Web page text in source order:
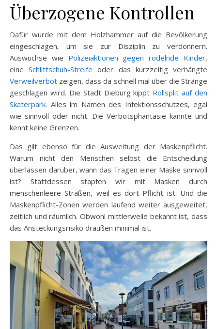
Überzogene Kontrollen
Dafür wurde mit dem Holzhammer auf die Bevölkerung
eingeschlagen, um sie zur Disziplin zu verdonnern.
Auswüchse wie Polizeiaktionen gegen rodelnde Kinder,
eineSchlittschuh-Streife oder das kurzzeitig verhängte
Verweilverbot zeigen, dass da schnell mal über die Stränge
geschlagen wird. Die Stadt Dieburg kippt Rollsplit auf den
Skaterpark. Alles im Namen des Infektionsschutzes, egal
wie sinnvoll oder nicht. Die Verbotsphantasie kannte und
kennt keine Grenzen.
Das gilt ebenso für die Ausweitung der Maskenpflicht.
Warum nicht den Menschen selbst die Entscheidung
überlassen darüber, wann das Tragen einer Maske sinnvoll
ist? Stattdessen stapfen wir mit Masken durch
menschenleere Straßen, weil es dort Pflicht ist. Und die
Maskenpflicht-Zonen werden laufend weiter ausgeweitet,
zeitlich und räumlich. Obwohl mittlerweile bekannt ist, dass
das Ansteckungsrisiko draußen minimal ist.